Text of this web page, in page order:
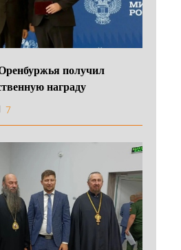
получил
награду
7